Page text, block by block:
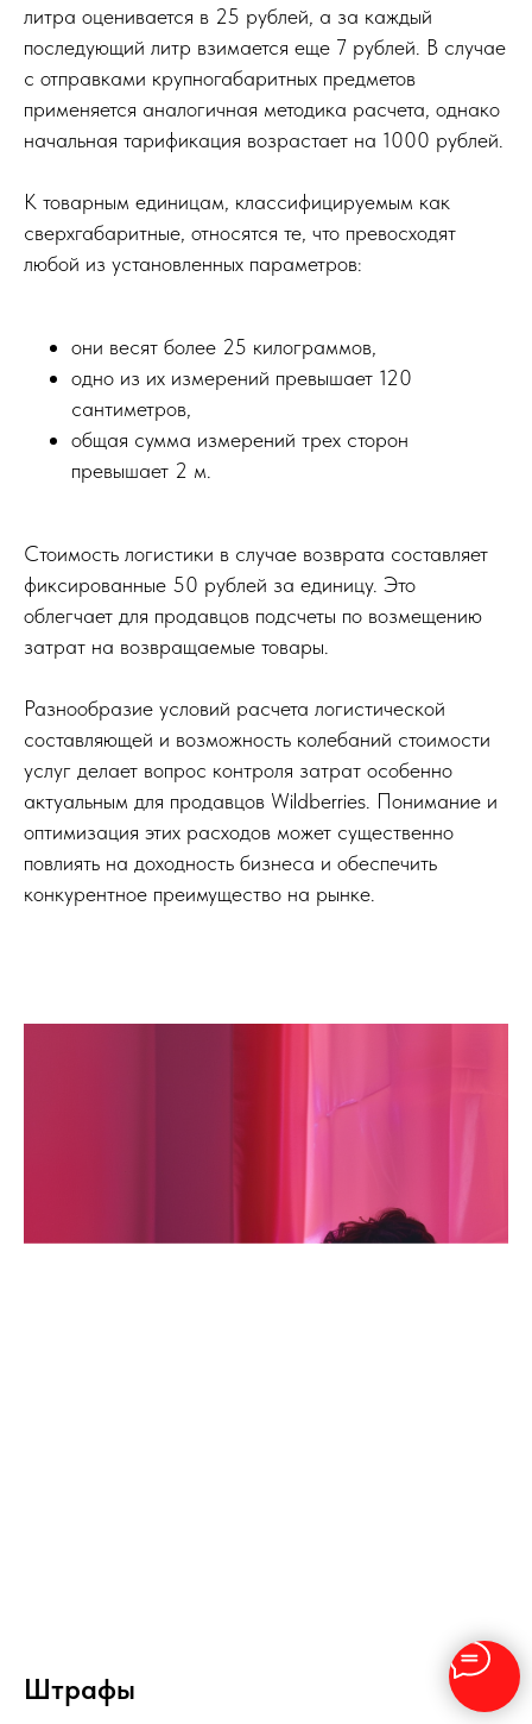
литра оценивается в 25 рублей, а за каждый
последующий литр взимается еще 7 рублей. В случае
с отправками крупногабаритных предметов
применяется аналогичная методика расчета, однако
начальная тарификация возрастает на 1000 рублей.
К товарным единицам, классифицируемым как
сверхгабаритные, относятся те, что превосходят
любой из установленных параметров:
они весят более 25 килограммов,
одно из их измерений превышает 120
сантиметров,
общая сумма измерений трех сторон
превышает 2 м.
Стоимость логистики в случае возврата составляет
фиксированные 50 рублей за единицу. Это
облегчает для продавцов подсчеты по возмещению
затрат на возвращаемые товары.
Разнообразие условий расчета логистической
составляющей и возможность колебаний стоимости
услуг делает вопрос контроля затрат особенно
актуальным для продавцов Wildberries. Понимание и
оптимизация этих расходов может существенно
повлиять на доходность бизнеса и обеспечить
конкурентное преимущество на рынке.
Штрафы